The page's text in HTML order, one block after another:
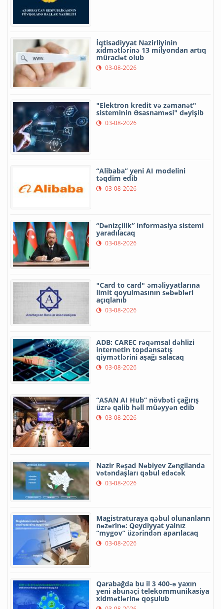
İqtisadiyyat Nazirliyinin
xidmətlərinə 13 milyondan artıq
müraciət olub
03-08-2026
"Elektron kredit və zəmanət"
sisteminin Əsasnaməsi" dəyişib
03-08-2026
“Alibaba” yeni AI modelini
təqdim edib
03-08-2026
“Dənizçilik” informasiya sistemi
yaradılacaq
03-08-2026
"Card to card" əməliyyatlarına
limit qoyulmasının səbəbləri
açıqlanıb
03-08-2026
ADB: CAREC rəqəmsal dəhlizi
internetin topdansatış
qiymətlərini aşağı salacaq
03-08-2026
“ASAN AI Hub” növbəti çağırış
üzrə qalib həll müəyyən edib
03-08-2026
Nazir Rəşad Nəbiyev Zəngilanda
vətəndaşları qəbul edəcək
03-08-2026
Magistraturaya qəbul olunanların
nəzərinə: Qeydiyyat yalnız
“mygov” üzərindən aparılacaq
03-08-2026
Qarabağda bu il 3 400-ə yaxın
yeni abunəçi telekommunikasiya
xidmətlərinə qoşulub